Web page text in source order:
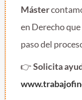
Máster
en Derecho
paso del
👉Solicita